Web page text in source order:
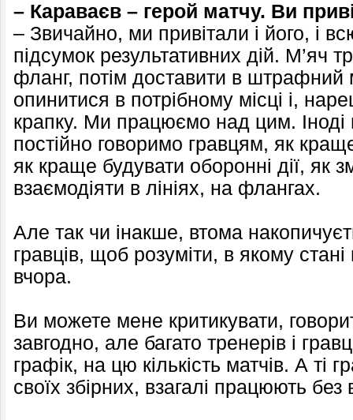
– Караваєв – герой матчу. Ви
– Звичайно, ми привітали і його, і
підсумок результативних дій. М’яч
фланг, потім доставити в штрафний
опинитися в потрібному місці і,
крапку. Ми працюємо над цим.
постійно говоримо гравцям, як
як краще будувати оборонні дії, як
взаємодіяти в лініях, на флангах.
Але так чи інакше, втома
гравців, щоб розуміти, в якому
вчора.
Ви можете мене критикувати,
завгодно, але багато тренерів і
графік, на цю кількість матчів. А ті
своїх збірних, взагалі працюють без